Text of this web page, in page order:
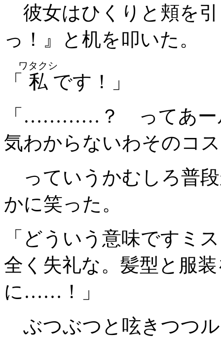
彼女はひくりと頬を
っ！』と机を叩いた。
「 私
ワタクシ
です！」
「…………？ ってあー
気わからないわそのコ
っていうかむしろ普
かに笑った。
「どういう意味です
全く失礼な。髪型と服
に……！」
ぶつぶつと呟きつつ